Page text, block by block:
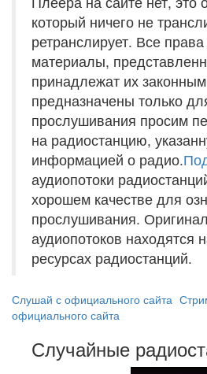
который ничего не
ретранслирует. Все
материалы,
принадлежат их
предназначены только
прослушивания просим
на радиостанцию,
информацией о радио.
аудиопотоки
хорошем качестве для
прослушивания.
аудиопотоков находятся
ресурсах радиостанций.
Слушай с официального сайта
официального сайта
Случайные